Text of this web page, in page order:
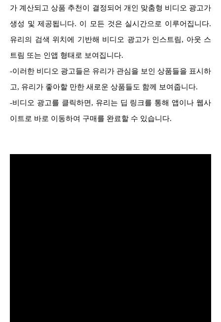
가 계산되고 상품 추천이 결정되어 개인 맞춤형 비디오 광고가
생성 및 제공됩니다. 이 모든 것은 실시간으로 이루어집니다.
유리의 검색 위치에 기반해 비디오 광고가 인스트림, 아웃 스
트림 또는 인앱 형태로 보여집니다.
-이러한 비디오 광고들은 유리가 관심을 보인 상품들을 표시하
고, 유리가 좋아할 만한 새로운 상품들도 함께 보여줍니다.
-비디오 광고를 클릭하면, 유리는 딥 링크를 통해 앱이나 웹사
이트로 바로 이동하여 구매를 완료할 수 있습니다.